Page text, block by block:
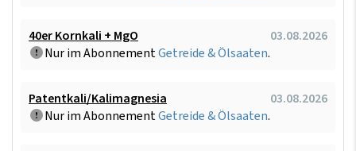
40er Kornkali + MgO
03.08.2026
Nur im AbonnementGetreide & Ölsaaten.
Patentkali/Kalimagnesia
03.08.2026
Nur im AbonnementGetreide & Ölsaaten.